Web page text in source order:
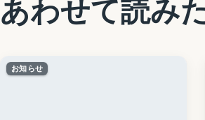
あわせて読み
お知らせ